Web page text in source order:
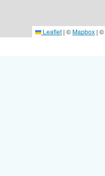
Leaflet | ©Mapbox| ©